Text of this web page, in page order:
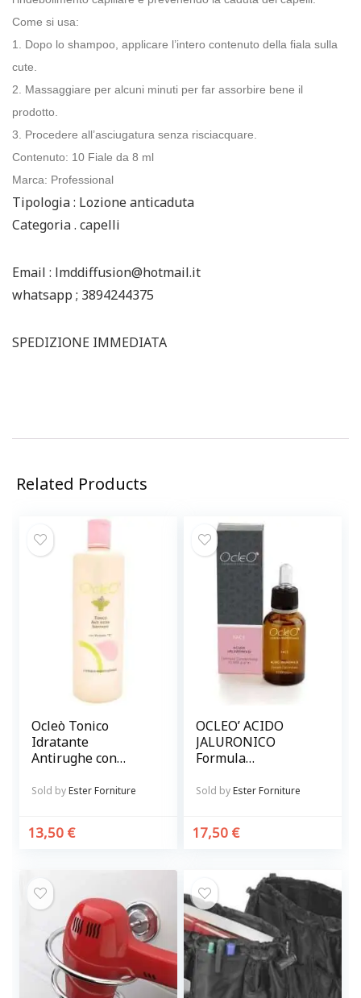
Come si usa:
1. Dopo lo shampoo, applicare l’intero contenuto della fiala sulla
cute.
2. Massaggiare per alcuni minuti per far assorbire bene il
prodotto.
3. Procedere all’asciugatura senza risciacquare.
Contenuto: 10 Fiale da 8 ml
Marca: Professional
Tipologia : Lozione anticaduta
Categoria . capelli
Email : lmddiffusion@hotmail.it
whatsapp ; 3894244375
SPEDIZIONE IMMEDIATA
Related Products
Ocleò Tonico
Idratante
Antirughe con
Sold byEster Forniture
13,50 €
OCLEO’ ACIDO
JALURONICO
Formula
p.p.m.
Sold byEster Forniture
17,50 €